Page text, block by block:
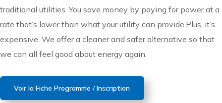
traditional utilities. You save money by paying for power at a
rate that’s lower than what your utility can provide.Plus, it’s
expensive. We offer a cleaner and safer alternative so that
we can all feel good about energy again.
Voir la Fiche Programme / Inscription